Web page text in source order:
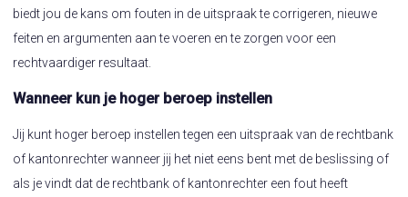
biedt jou de kans om fouten in de uitspraak te corrigeren, nieuwe
feiten en argumenten aan te voeren en te zorgen voor een
rechtvaardiger resultaat.
Wanneer kun je hoger beroep instellen
Jij kunt hoger beroep instellen tegen een uitspraak van de rechtbank
of kantonrechter wanneer jij het niet eens bent met de beslissing of
als je vindt dat de rechtbank of kantonrechter een fout heeft